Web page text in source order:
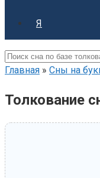
Я
Поиск:
Главная » Сны на
Толкование